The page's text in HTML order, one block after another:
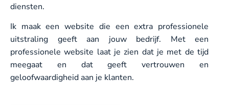
diensten.
Ik maak een website die een extra professionele
uitstraling geeft aan jouw bedrijf. Met een
professionele website laat je zien dat je met de tijd
meegaat en dat geeft vertrouwen en
geloofwaardigheid aan je klanten.